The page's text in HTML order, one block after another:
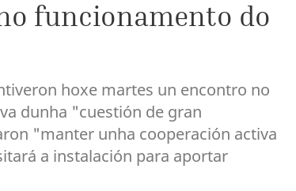
funcionamento do
hoxe martes un encontro no
dunha "cuestión de gran
"manter unha cooperación activa
a instalación para aportar